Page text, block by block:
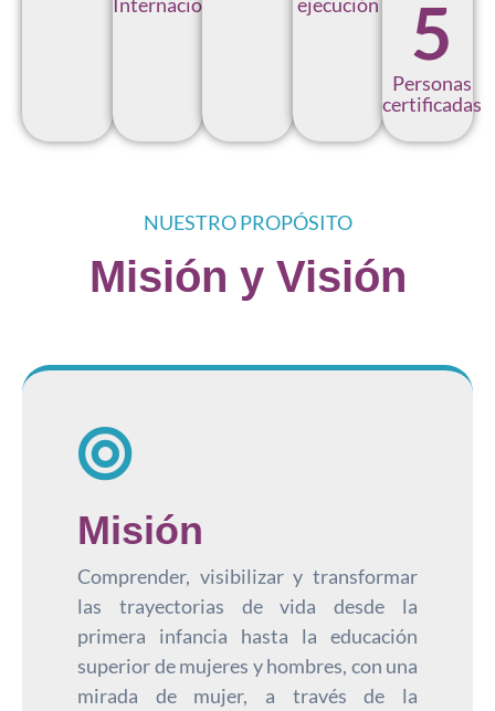
Internacionales
ejecución
5
Personas
certificadas
NUESTRO PROPÓSITO
Misión y Visión
Misión
Comprender, visibilizar y transformar
las trayectorias de vida desde la
primera infancia hasta la educación
superior de mujeres y hombres, con una
mirada de mujer, a través de la